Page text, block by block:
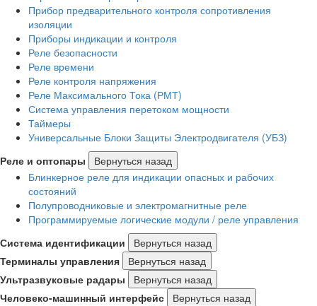
Прибор предварительного контроля сопротивления
изоляции
Приборы индикации и контроля
Реле безопасности
Реле времени
Реле контроля напряжения
Реле Максимального Тока (РМТ)
Система управления перетоком мощности
Таймеры
Универсальные Блоки Защиты Электродвигателя (УБЗ)
Реле и оптопары
Вернуться назад
Блинкерное реле для индикации опасных и рабочих
состояний
Полупроводниковые и электромагнитные реле
Программируемые логические модули / реле управления
Система идентификации
Вернуться назад
Терминалы управления
Вернуться назад
Ультразвуковые радары
Вернуться назад
Человеко-машинный интерфейс
Вернуться назад